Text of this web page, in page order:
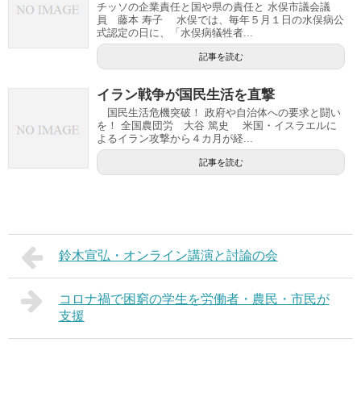
チッソの企業責任と国や県の責任と 水俣市議会議
員 藤本 寿子 水俣では、毎年５月１日の水俣病公
式認定の日に、「水俣病犠牲者...
記事を読む
イラン戦争が国民生活を直撃
国民生活危機突破！ 政府や自治体への要求と闘い
を！ 全国農団労 大谷 篤史 米国・イスラエルに
よるイラン攻撃から４カ月が経...
記事を読む
鈴木宣弘・オンライン講演と討論の会
コロナ禍で困窮の学生を労働者・農民・市民が
支援